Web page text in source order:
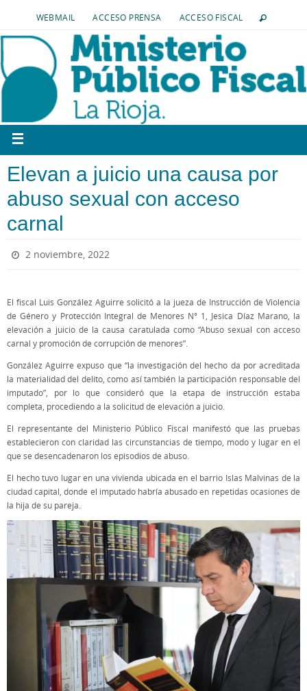
WEBMAIL ACCESO PRENSA ACCESO FISCAL
Elevan a juicio una causa por
abuso sexual con acceso
carnal
2 noviembre, 2022
El fiscal Luis González Aguirre solicitó a la jueza de Instrucción de Violencia
de Género y Protección Integral de Menores N° 1, Jesica Díaz Marano, la
elevación a juicio de la causa caratulada como “Abuso sexual con acceso
carnal y promoción de corrupción de menores”.
González Aguirre expuso que “la investigación del hecho da por acreditada
la materialidad del delito, como así también la participación responsable del
imputado”, por lo que consideró que la etapa de instrucción estaba
completa, procediendo a la solicitud de elevación a juicio.
El representante del Ministerio Público Fiscal manifestó que las pruebas
establecieron con claridad las circunstancias de tiempo, modo y lugar en el
que se desencadenaron los episodios de abuso.
El hecho tuvo lugar en una vivienda ubicada en el barrio Islas Malvinas de la
ciudad capital, donde el imputado habría abusado en repetidas ocasiones de
la hija de su pareja.